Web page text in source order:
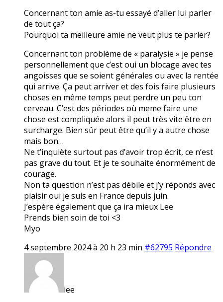
Concernant ton amie as-tu essayé d’aller lui parler
de tout ça?
Pourquoi ta meilleure amie ne veut plus te parler?
Concernant ton problème de « paralysie » je pense
personnellement que c’est oui un blocage avec tes
angoisses que se soient générales ou avec la rentée
qui arrive. Ça peut arriver et des fois faire plusieurs
choses en même temps peut perdre un peu ton
cerveau. C’est des périodes où meme faire une
chose est compliquée alors il peut très vite être en
surcharge. Bien sûr peut être qu’il y a autre chose
mais bon…
Ne t’inquiète surtout pas d’avoir trop écrit, ce n’est
pas grave du tout. Et je te souhaite énormément de
courage.
Non ta question n’est pas débile et j’y réponds avec
plaisir oui je suis en France depuis juin.
J’espère également que ça ira mieux Lee
Prends bien soin de toi <3
Myo
4 septembre 2024 à 20 h 23 min #62795 Répondre
lee